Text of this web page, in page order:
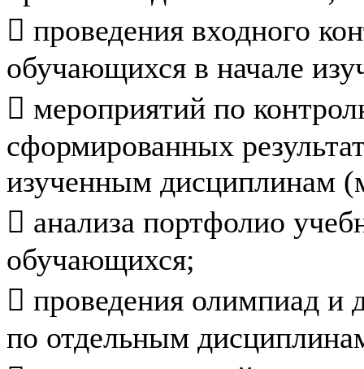
 проведения входного
обучающихся в начале
 мероприятий по
сформированных
изученным дисциплинам
 анализа портфолио
обучающихся;
 проведения олимпиад и
по отдельным